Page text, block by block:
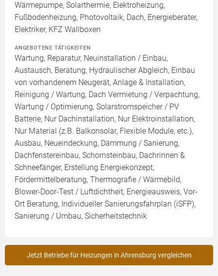
Wärmepumpe, Solarthermie, Elektroheizung,
Fußbodenheizung, Photovoltaik, Dach, Energieberater,
Elektriker, KFZ Wallboxen
ANGEBOTENE TÄTIGKEITEN
Wartung, Reparatur, Neuinstallation / Einbau,
Austausch, Beratung, Hydraulischer Abgleich, Einbau
von vorhandenem Neugerät, Anlage & Installation,
Reinigung / Wartung, Dach Vermietung / Verpachtung,
Wartung / Optimierung, Solarstromspeicher / PV
Batterie, Nur Dachinstallation, Nur Elektroinstallation,
Nur Material (z.B. Balkonsolar, Flexible Module, etc.),
Ausbau, Neueindeckung, Dämmung / Sanierung,
Dachfenstereinbau, Schornsteinbau, Dachrinnen &
Schneefänger, Erstellung Energiekonzept,
Fördermittelberatung, Thermografie / Wärmebild,
Blower-Door-Test / Luftdichtheit, Energieausweis, Vor-
Ort Beratung, Individueller Sanierungsfahrplan (iSFP),
Sanierung / Umbau, Sicherheitstechnik
Jetzt Betriebe für Heizungen in Ahrensburg vergleichen